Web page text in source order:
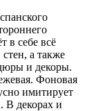
в себе всё
а также
и декоры.
Фоновая
имитирует
В декорах и